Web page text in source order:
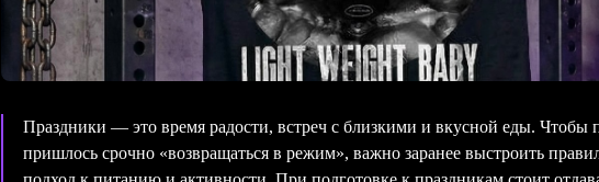
Праздники — это время радости, встреч с близкими и вкусной еды. Чтобы
пришлось срочно «возвращаться в режим», важно заранее выстроить